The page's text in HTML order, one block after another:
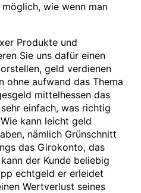
wie wenn man
Produkte und
Sie uns dafür einen
geld verdienen
ohne aufwand das Thema
mittelhessen das
einfach, was richtig
kann leicht geld
nämlich Grünschnitt
das Girokonto, das
der Kunde beliebig
echtgeld er erleidet
Wertverlust seines